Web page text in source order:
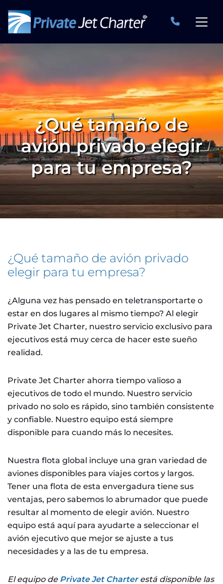
¿Qué tamaño de
avión privado elegir
para tu empresa?
¿Qué tamaño de avión privado
elegir para tu empresa?
¿Alguna vez has pensado en teletransportarte o
estar en dos lugares al mismo tiempo? Al elegir
Private Jet Charter, nuestro servicio exclusivo para
ejecutivos está muy cerca de hacer este sueño
realidad.
Private Jet Charter ahorra tiempo valioso a
ejecutivos de todo el mundo. Nuestro servicio
privado no solo es rápido, sino también consistente
y confiable. Nuestro equipo está siempre
disponible para cuando más lo necesites.
Nuestra flota global incluye una gran variedad de
aviones disponibles para viajes cortos y largos.
Tener una flota de esta envergadura tiene sus
ventajas, pero sabemos lo abrumador que puede
resultar al momento de elegir avión. Nuestro
equipo está aquí para ayudarte a seleccionar el
avión ejecutivo que mejor se ajuste a tus
necesidades y a las de tu empresa.
El equipo de Private Jet Charterestá disponible las